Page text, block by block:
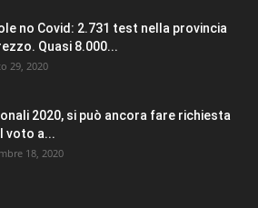
no Covid: 2.731 test nella provincia
Quasi 8.000...
29, 2020
2020, si può ancora fare richiesta
voto a...
18, 2020